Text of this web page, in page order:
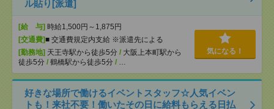
ル貼り[派遣]
[給 与] 時給1,500円～1,875円
[交通費]■ 交通費規定内支給 ※派遣先による
[勤務地] 天王寺駅から徒歩5分 / 大阪上本町駅から
徒歩5分 / 鶴橋駅から徒歩5分 / …
気になる！
好きな場所で働けるイベントスタッフ☆人気イベン
トも！来社不要！働いたその日に給料もらえる日払